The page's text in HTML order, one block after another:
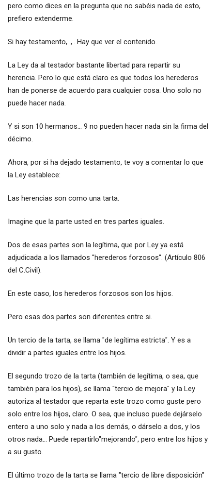
pero como dices en la pregunta que no sabéis nada de esto,
prefiero extenderme.
Si hay testamento, .,.. Hay que ver el contenido.
La Ley da al testador bastante libertad para repartir su
herencia. Pero lo que está claro es que todos los herederos
han de ponerse de acuerdo para cualquier cosa. Uno solo no
puede hacer nada.
Y si son 10 hermanos... 9 no pueden hacer nada sin la firma del
décimo.
Ahora, por si ha dejado testamento, te voy a comentar lo que
la Ley establece:
Las herencias son como una tarta.
Imagine que la parte usted en tres partes iguales.
Dos de esas partes son la legítima, que por Ley ya está
adjudicada a los llamados "herederos forzosos". (Artículo 806
del C.Civil).
En este caso, los herederos forzosos son los hijos.
Pero esas dos partes son diferentes entre si.
Un tercio de la tarta, se llama "de legítima estricta". Y es a
dividir a partes iguales entre los hijos.
El segundo trozo de la tarta (también de legítima, o sea, que
también para los hijos), se llama "tercio de mejora" y la Ley
autoriza al testador que reparta este trozo como guste pero
solo entre los hijos, claro. O sea, que incluso puede dejárselo
entero a uno solo y nada a los demás, o dárselo a dos, y los
otros nada... Puede repartirlo"mejorando", pero entre los hijos y
a su gusto.
El último trozo de la tarta se llama "tercio de libre disposición"